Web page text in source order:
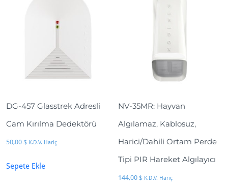
DG-457 Glasstrek Adresli
Cam Kırılma Dedektörü
50,00 $ K.D.V. Hariç
Sepete Ekle
NV-35MR: Hayvan
Algılamaz, Kablosuz,
Harici/Dahili Ortam Perde
Tipi PIR Hareket Algılayıcı
144,00 $ K.D.V. Hariç